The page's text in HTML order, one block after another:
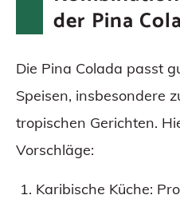
der Pina
Die Pina Colada passt
Speisen, insbesondere
tropischen Gerichten.
Vorschläge:
Karibische Küche: